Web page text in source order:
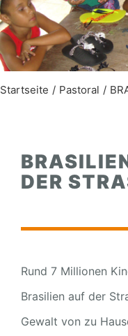
Startseite Pastoral
DER
Rund 7 Millionen
Brasilien auf der
Gewalt von zu